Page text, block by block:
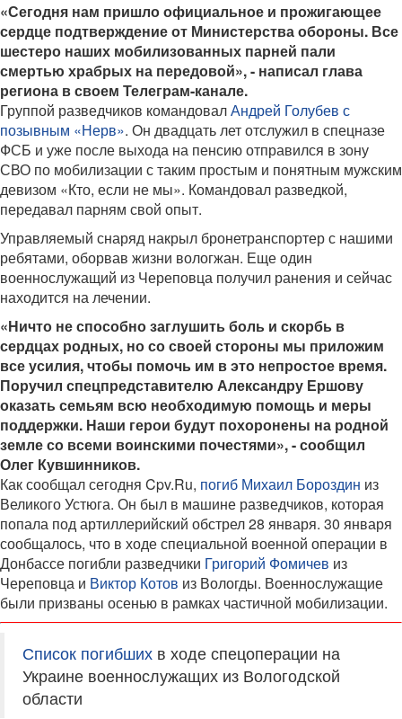
«Сегодня нам пришло официальное и прожигающее
сердце подтверждение от Министерства обороны. Все
шестеро наших мобилизованных парней пали
смертью храбрых на передовой», - написал глава
региона в своем Телеграм-канале.
Группой разведчиков командовалАндрей Голубев с
позывным «Нерв». Он двадцать лет отслужил в спецназе
ФСБ и уже после выхода на пенсию отправился в зону
СВО по мобилизации с таким простым и понятным мужским
девизом «Кто, если не мы». Командовал разведкой,
передавал парням свой опыт.
Управляемый снаряд накрыл бронетранспортер с нашими
ребятами, оборвав жизни вологжан. Еще один
военнослужащий из Череповца получил ранения и сейчас
находится на лечении.
«Ничто не способно заглушить боль и скорбь в
сердцах родных, но со своей стороны мы приложим
все усилия, чтобы помочь им в это непростое время.
Поручил спецпредставителю Александру Ершову
оказать семьям всю необходимую помощь и меры
поддержки. Наши герои будут похоронены на родной
земле со всеми воинскими почестями», - сообщил
Олег Кувшинников.
Как сообщал сегодня Cpv.Ru, погиб Михаил Бороздин из
Великого Устюга. Он был в машине разведчиков, которая
попала под артиллерийский обстрел 28 января. 30 января
сообщалось, что в ходе специальной военной операции в
Донбассе погибли разведчики Григорий Фомичев из
Череповца и Виктор Котов из Вологды. Военнослужащие
были призваны осенью в рамках частичной мобилизации.
Список погибших в ходе спецоперации на
Украине военнослужащих из Вологодской
области